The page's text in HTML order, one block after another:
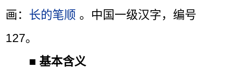
画： 长的笔顺 。中国一级汉字，编号
127。
■基本含义